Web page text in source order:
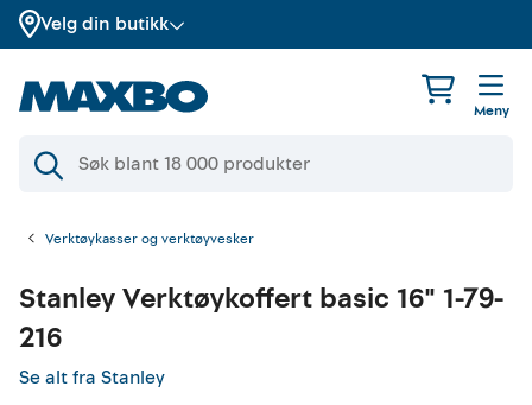
Velg din butikk
Meny
Verktøykasser og verktøyvesker
StanleyVerktøykoffert basic 16" 1-79-
216
Se alt fra Stanley